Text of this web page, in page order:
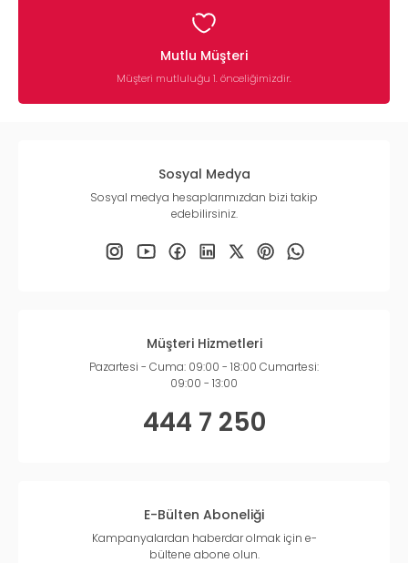
Mutlu Müşteri
Müşteri mutluluğu 1. önceliğimizdir.
Sosyal Medya
Sosyal medya hesaplarımızdan bizi takip
edebilirsiniz.
Müşteri Hizmetleri
Pazartesi - Cuma: 09:00 - 18:00 Cumartesi:
09:00 - 13:00
444 7 250
E-Bülten Aboneliği
Kampanyalardan haberdar olmak için e-
bültene abone olun.